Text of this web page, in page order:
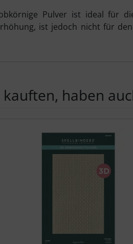
Pulver ist ideal für
ist jedoch nicht für
haben